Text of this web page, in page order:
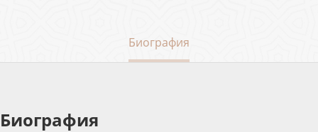
Биография
Биография